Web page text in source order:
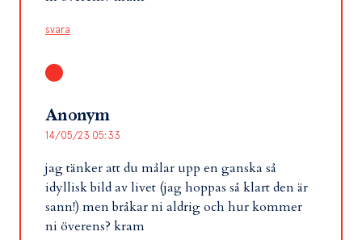
svara
Anonym
14/05/23 05:33
jag tänker att du målar upp en ganska så
idyllisk bild av livet (jag hoppas så klart den är
sann!) men bråkar ni aldrig och hur kommer
ni överens? kram